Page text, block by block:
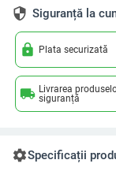
security Siguranță la
lock Plata securizată
local_shipping Livrarea
siguranță
settingsSpecificații